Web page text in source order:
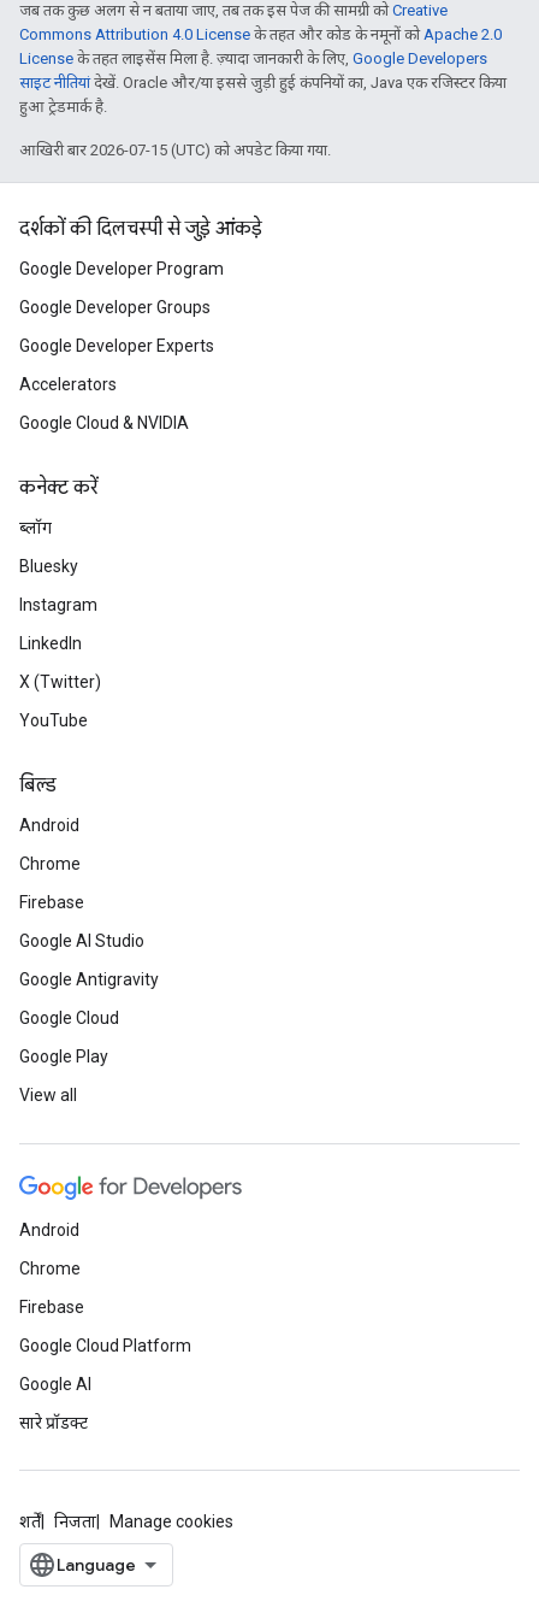
जब तक कुछ अलग से न बताया जाए, तब तक इस पेज की सामग्री कोCreative
Commons Attribution 4.0 License के तहत और कोड के नमूनों कोApache 2.0
License के तहत लाइसेंस मिला है. ज़्यादा जानकारी के लिए, Google Developers
साइट नीतियांदेखें. Oracle और/या इससे जुड़ी हुई कंपनियों का, Java एक रजिस्टर किया
हुआ ट्रेडमार्क है.
आखिरी बार 2026-07-15 (UTC) को अपडेट किया गया.
दर्शकों की दिलचस्पी से जुड़े आंकड़े
Google Developer Program
Google Developer Groups
Google Developer Experts
Accelerators
Google Cloud & NVIDIA
कनेक्ट करें
ब्लॉग
Bluesky
Instagram
LinkedIn
X (Twitter)
YouTube
बिल्ड
Android
Chrome
Firebase
Google AI Studio
Google Antigravity
Google Cloud
Google Play
View all
Android
Chrome
Firebase
Google Cloud Platform
Google AI
सारे प्रॉडक्ट
शर्तें निजता Manage cookies